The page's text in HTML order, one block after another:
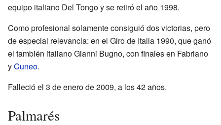
equipo italiano Del Tongo y se retiró el año 1998.
Como profesional solamente consiguió dos victorias, pero
de especial relevancia: en el Giro de Italia 1990, que ganó
el también italiano Gianni Bugno, con finales en Fabriano
yCuneo.
Falleció el 3 de enero de 2009, a los 42 años.
Palmarés